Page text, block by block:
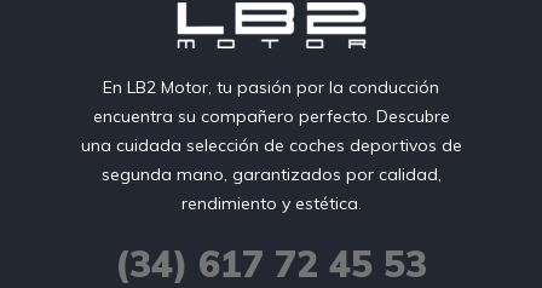
En LB2 Motor, tu pasión por la conducción
encuentra su compañero perfecto. Descubre
una cuidada selección de coches deportivos de
segunda mano, garantizados por calidad,
rendimiento y estética.
(34) 617 72 45 53